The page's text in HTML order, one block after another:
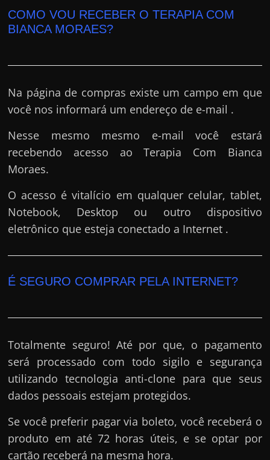
COMO VOU RECEBER O TERAPIA COM
BIANCA MORAES?
Na página de compras existe um campo em que
você nos informará um endereço de e-mail .
Nesse mesmo mesmo e-mail você estará
recebendo acesso ao Terapia Com Bianca
Moraes.
O acesso é vitalício em qualquer celular, tablet,
Notebook, Desktop ou outro dispositivo
eletrônico que esteja conectado a Internet .
É SEGURO COMPRAR PELA INTERNET?
Totalmente seguro! Até por que, o pagamento
será processado com todo sigilo e segurança
utilizando tecnologia anti-clone para que seus
dados pessoais estejam protegidos.
Se você preferir pagar via boleto, você receberá o
produto em até 72 horas úteis, e se optar por
cartão receberá na mesma hora.